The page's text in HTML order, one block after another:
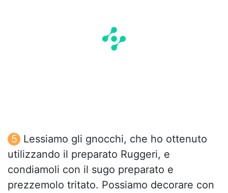
Lessiamo gli gnocchi, che ho ottenuto
utilizzando il preparato Ruggeri, e
condiamoli con il sugo preparato e
prezzemolo tritato. Possiamo decorare con